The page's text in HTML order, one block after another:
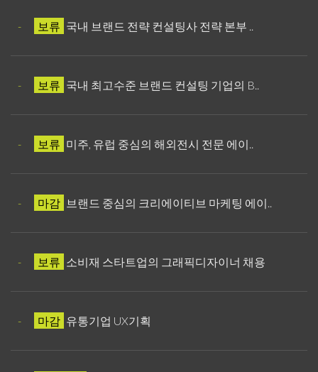
- 보류 국내 브랜드 전략 컨설팅사 전략 본부 ..
- 보류 국내 최고수준 브랜드 컨설팅 기업의 B..
- 보류 미주, 유럽 중심의 해외전시 전문 에이..
- 마감 브랜드 중심의 크리에이티브 마케팅 에이..
- 보류 소비재 스타트업의 그래픽디자이너 채용
- 마감 유통기업 UX기획